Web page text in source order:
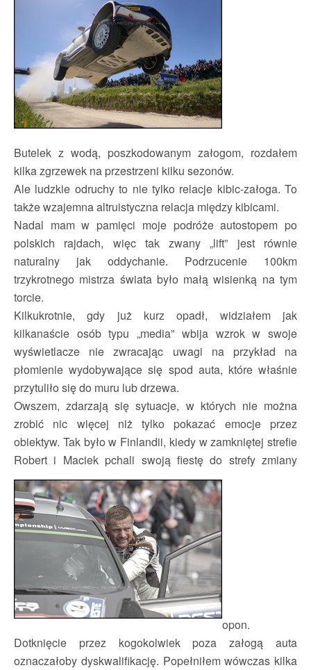
Butelek z wodą, poszkodowanym załogom, rozdałem
kilka zgrzewek na przestrzeni kilku sezonów.
Ale ludzkie odruchy to nie tylko relacje kibic-załoga. To
także wzajemna altruistyczna relacja między kibicami.
Nadal mam w pamięci moje podróże autostopem po
polskich rajdach, więc tak zwany „lift” jest równie
naturalny jak oddychanie. Podrzucenie 100km
trzykrotnego mistrza świata było małą wisienką na tym
torcie.
Kilkukrotnie, gdy już kurz opadł, widziałem jak
kilkanaście osób typu „media” wbija wzrok w swoje
wyświetlacze nie zwracając uwagi na przykład na
płomienie wydobywające się spod auta, które właśnie
przytuliło się do muru lub drzewa.
Owszem, zdarzają się sytuacje, w których nie można
zrobić nic więcej niż tylko pokazać emocje przez
obiektyw. Tak było w Finlandii, kiedy w zamkniętej strefie
Robert i Maciek pchali swoją fiestę do strefy zmiany
opon.
Dotknięcie przez kogokolwiek poza załogą auta
oznaczałoby dyskwalifikację. Popełniłem wówczas kilka